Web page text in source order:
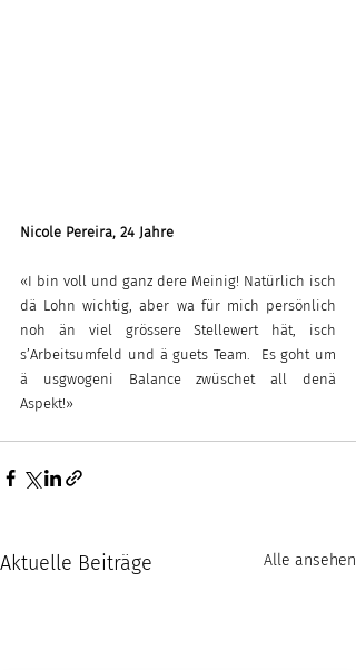
Nicole Pereira, 24 Jahre
«I bin voll und ganz dere Meinig! Natürlich isch
dä Lohn wichtig, aber wa für mich persönlich
noh än viel grössere Stellewert hät, isch
s’Arbeitsumfeld und ä guets Team.  Es goht um
ä usgwogeni Balance zwüschet all denä
Aspekt!»
Aktuelle Beiträge Alle ansehen